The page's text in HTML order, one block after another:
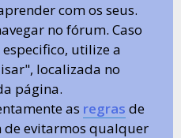
com os seus.
no fórum. Caso
utilize a
localizada no
página.
as regras de
evitarmos qualquer